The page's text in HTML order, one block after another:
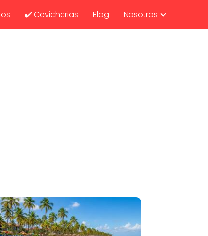
✔️ Cevicherias Blog Nosotros